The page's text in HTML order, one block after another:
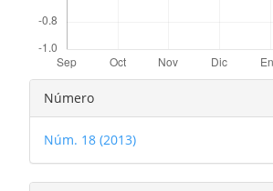
Detalles
del
artículo
Número
Núm. 18 (2013)